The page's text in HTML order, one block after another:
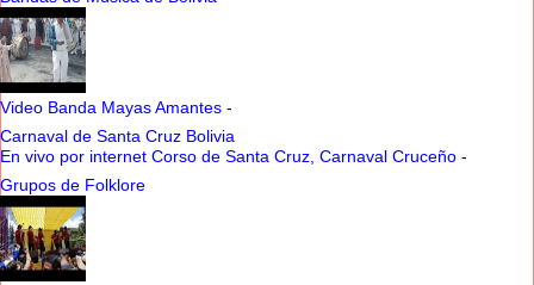
Video Banda Mayas Amantes -
Carnaval de Santa Cruz Bolivia
En vivo por internet Corso de Santa Cruz, Carnaval Cruceño -
Grupos de Folklore